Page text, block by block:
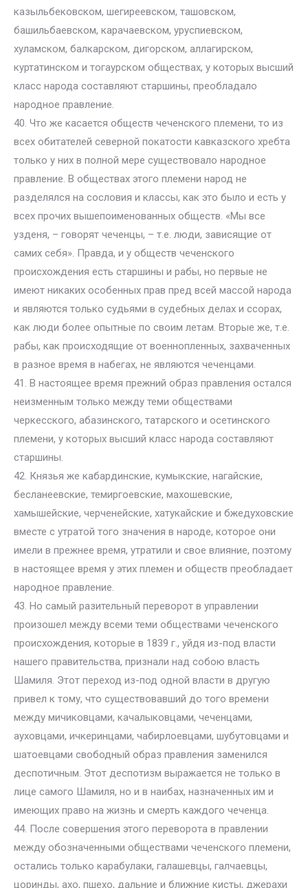
казыльбековском, шегиреевском, ташовском,
башильбаевском, карачаевском, уруспиевском,
хуламском, балкарском, дигорском, аллагирском,
куртатинском и тогаурском обществах, у которых высший
класс народа составляют старшины, преобладало
народное правление.
40. Что же касается обществ чеченского племени, то из
всех обитателей северной покатости кавказского хребта
только у них в полной мере существовало народное
правление. В обществах этого племени народ не
разделялся на сословия и классы, как это было и есть у
всех прочих вышепоименованных обществ. «Мы все
узденя, – говорят чеченцы, – т.е. люди, зависящие от
самих себя». Правда, и у обществ чеченского
происхождения есть старшины и рабы, но первые не
имеют никаких особенных прав пред всей массой народа
и являются только судьями в судебных делах и ссорах,
как люди более опытные по своим летам. Вторые же, т.е.
рабы, как происходящие от военнопленных, захваченных
в разное время в набегах, не являются чеченцами.
41. В настоящее время прежний образ правления остался
неизменным только между теми обществами
черкесского, абазинского, татарского и осетинского
племени, у которых высший класс народа составляют
старшины.
42. Князья же кабардинские, кумыкские, нагайские,
бесланеевские, темиргоевские, махошевские,
хамышейские, черченейские, хатукайские и бжедуховские
вместе с утратой того значения в народе, которое они
имели в прежнее время, утратили и свое влияние, поэтому
в настоящее время у этих племен и обществ преобладает
народное правление.
43. Но самый разительный переворот в управлении
произошел между всеми теми обществами чеченского
происхождения, которые в 1839 г., уйдя из-под власти
нашего правительства, признали над собою власть
Шамиля. Этот переход из-под одной власти в другую
привел к тому, что существовавший до того времени
между мичиковцами, качалыковцами, чеченцами,
ауховцами, ичкеринцами, чабирлоевцами, шубутовцами и
шатоевцами свободный образ правления заменился
деспотичным. Этот деспотизм выражается не только в
лице самого Шамиля, но и в наибах, назначенных им и
имеющих право на жизнь и смерть каждого чеченца.
44. После совершения этого переворота в правлении
между обозначенными обществами чеченского племени,
остались только карабулаки, галашевцы, галчаевцы,
цоринды, ахо, пшехо, дальние и ближние кисты, джерахи